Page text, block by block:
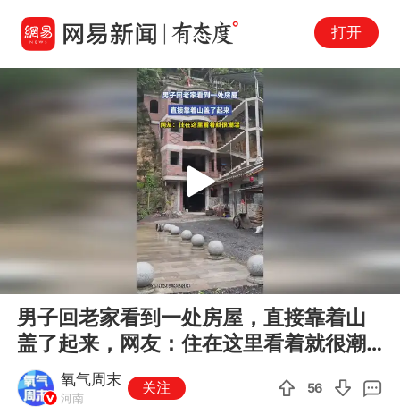
打开
00:00
Play
男子回老家看到一处房屋，直接靠着山
盖了起来，网友：住在这里看着就很潮
湿
氧气周末
河南
关注 56